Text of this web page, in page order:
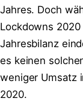
Jahres. Doch
Lockdowns
Jahresbilanz
es keinen
weniger Umsatz
2020.